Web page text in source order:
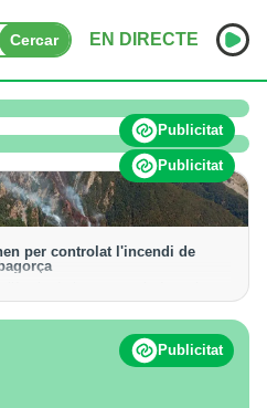
Cercar EN DIRECTE
INICI
NOTÍCIES
PODCASTS
PROGRAMES
ESPORTS
CONTACTE
Publicitat
Publicitat
per controlat l'incendi de
possibles punts calents
Publicitat